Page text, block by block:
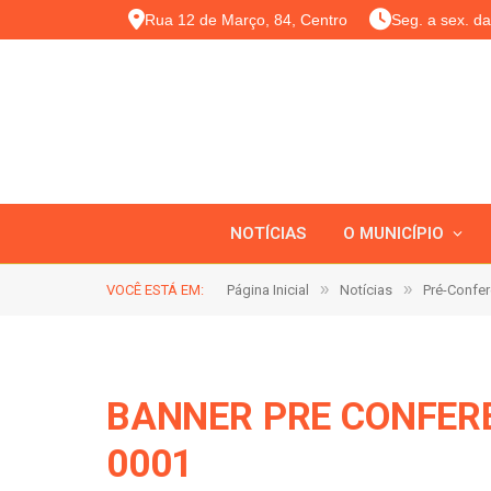
Rua 12 de Março, 84, Centro Seg. a sex.
NOTÍCIAS O MUNICÍPIO
VOCÊ ESTÁ EM: Página Inicial » Notícias » Pré-
BANNER PRE
0001